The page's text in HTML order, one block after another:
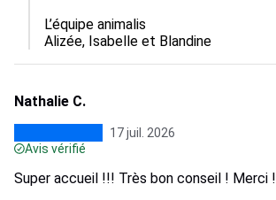
L’équipe animalis
Alizée, Isabelle et Blandine
Nathalie C.
17 juil. 2026
Avis vérifié
Super accueil !!! Très bon conseil ! Merci !